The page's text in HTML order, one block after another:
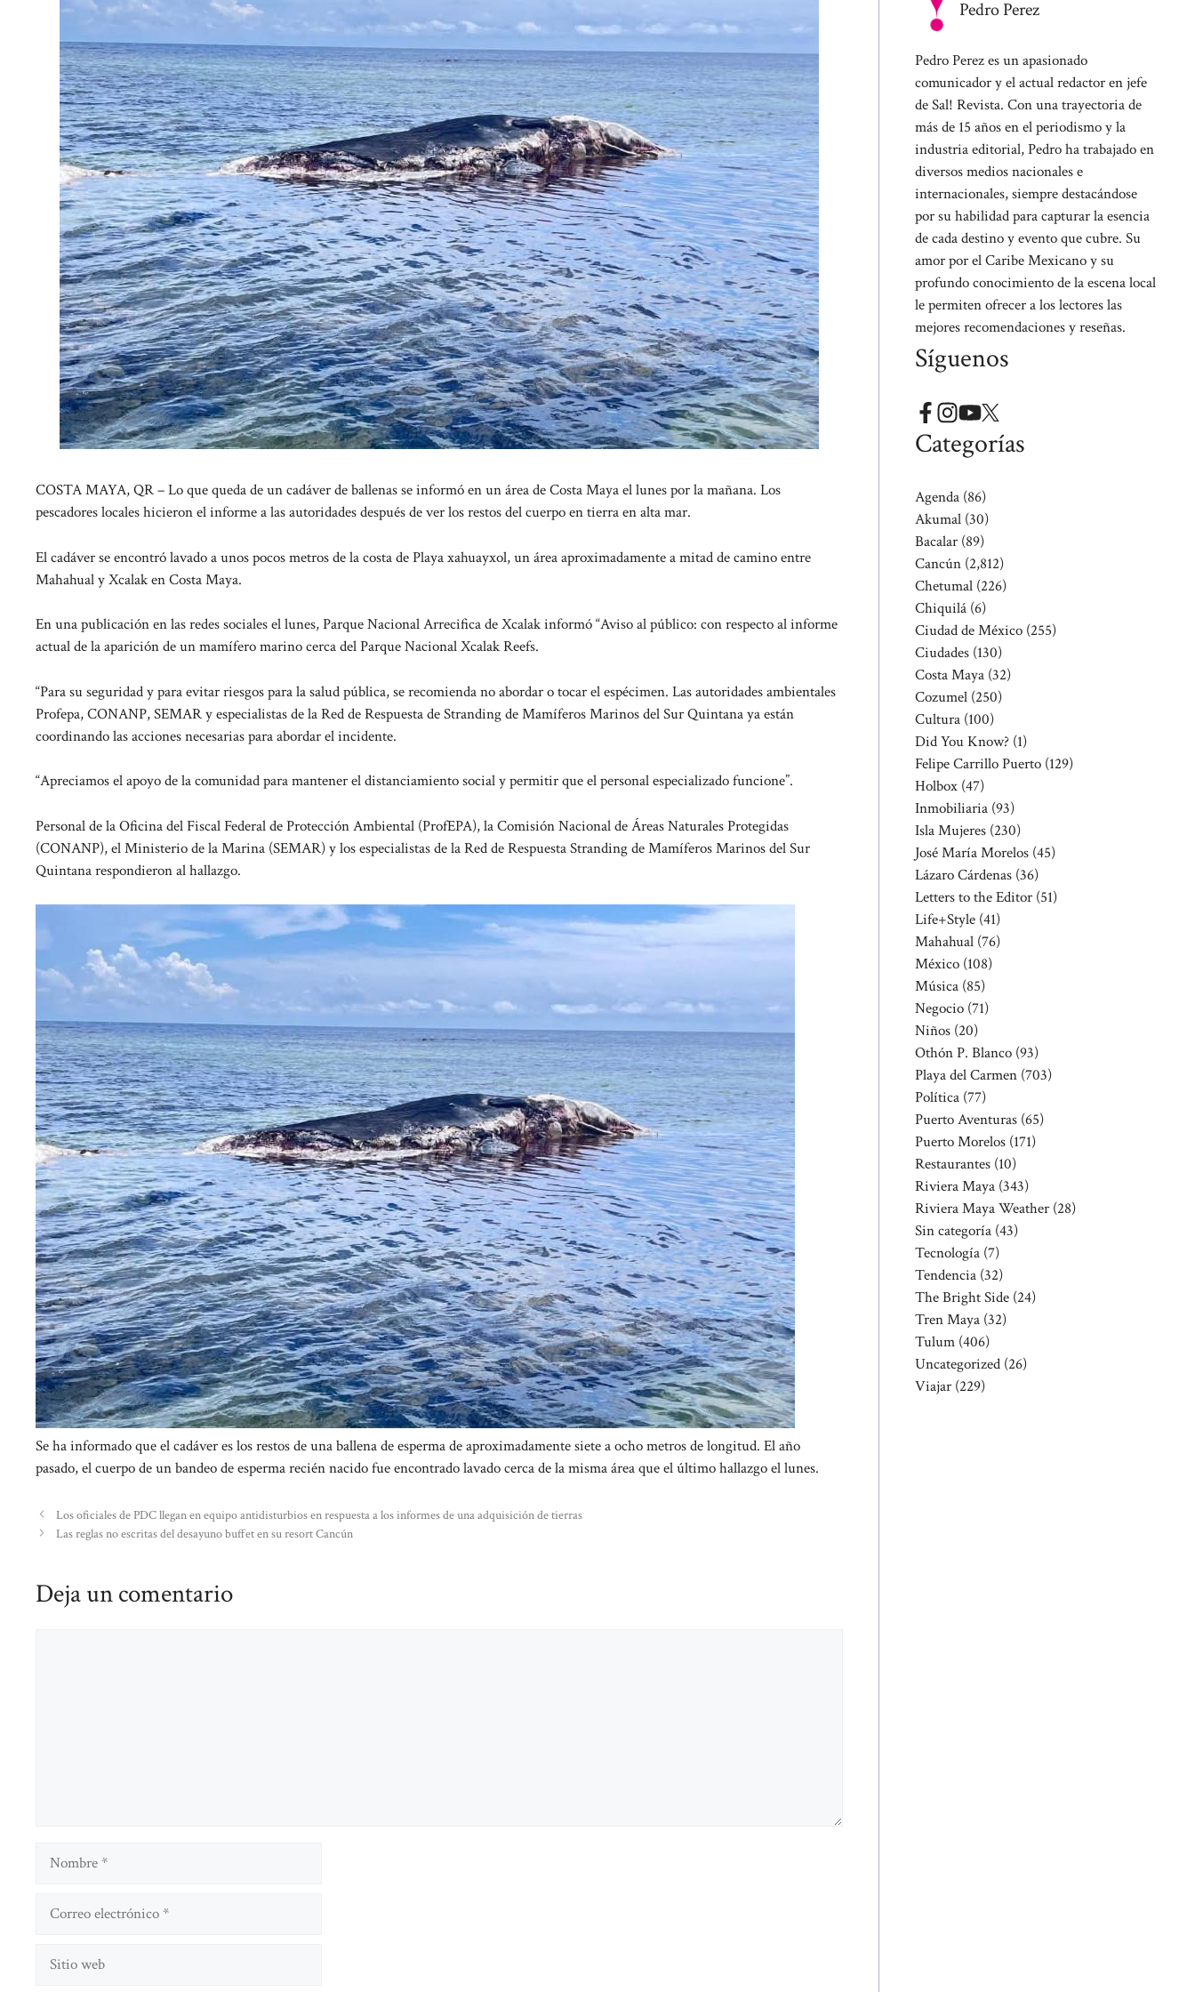
COSTA MAYA, QR – Lo que queda de un cadáver de ballenas se informó en un área de Costa Maya el lunes por la mañana. Los
pescadores locales hicieron el informe a las autoridades después de ver los restos del cuerpo en tierra en alta mar.
El cadáver se encontró lavado a unos pocos metros de la costa de Playa xahuayxol, un área aproximadamente a mitad de camino entre
Mahahual y Xcalak en Costa Maya.
En una publicación en las redes sociales el lunes, Parque Nacional Arrecifica de Xcalak informó “Aviso al público: con respecto al informe
actual de la aparición de un mamífero marino cerca del Parque Nacional Xcalak Reefs.
“Para su seguridad y para evitar riesgos para la salud pública, se recomienda no abordar o tocar el espécimen. Las autoridades ambientales
Profepa, CONANP, SEMAR y especialistas de la Red de Respuesta de Stranding de Mamíferos Marinos del Sur Quintana ya están
coordinando las acciones necesarias para abordar el incidente.
“Apreciamos el apoyo de la comunidad para mantener el distanciamiento social y permitir que el personal especializado funcione”.
Personal de la Oficina del Fiscal Federal de Protección Ambiental (ProfEPA), la Comisión Nacional de Áreas Naturales Protegidas
(CONANP), el Ministerio de la Marina (SEMAR) y los especialistas de la Red de Respuesta Stranding de Mamíferos Marinos del Sur
Quintana respondieron al hallazgo.
Se ha informado que el cadáver es los restos de una ballena de esperma de aproximadamente siete a ocho metros de longitud. El año
pasado, el cuerpo de un bandeo de esperma recién nacido fue encontrado lavado cerca de la misma área que el último hallazgo el lunes.
Los oficiales de PDC llegan en equipo antidisturbios en respuesta a los informes de una adquisición de tierras
Las reglas no escritas del desayuno buffet en su resort Cancún
Deja un comentario
Nombre
Pedro Perez
Pedro Perez es un apasionado
comunicador y el actual redactor en jefe
de Sal! Revista. Con una trayectoria de
más de 15 años en el periodismo y la
industria editorial, Pedro ha trabajado en
diversos medios nacionales e
internacionales, siempre destacándose
por su habilidad para capturar la esencia
de cada destino y evento que cubre. Su
amor por el Caribe Mexicano y su
profundo conocimiento de la escena local
le permiten ofrecer a los lectores las
mejores recomendaciones y reseñas.
Síguenos
Categorías
Agenda (86)
Akumal (30)
Bacalar (89)
Cancún (2,812)
Chetumal (226)
Chiquilá (6)
Ciudad de México (255)
Ciudades (130)
Costa Maya (32)
Cozumel (250)
Cultura (100)
Did You Know? (1)
Felipe Carrillo Puerto (129)
Holbox (47)
Inmobiliaria (93)
Isla Mujeres (230)
José María Morelos (45)
Lázaro Cárdenas (36)
Letters to the Editor (51)
Life+Style (41)
Mahahual (76)
México (108)
Música (85)
Negocio (71)
Niños (20)
Othón P. Blanco (93)
Playa del Carmen (703)
Política (77)
Puerto Aventuras (65)
Puerto Morelos (171)
Restaurantes (10)
Riviera Maya (343)
Riviera Maya Weather (28)
Sin categoría (43)
Tecnología (7)
Tendencia (32)
The Bright Side (24)
Tren Maya (32)
Tulum (406)
Uncategorized (26)
Viajar (229)